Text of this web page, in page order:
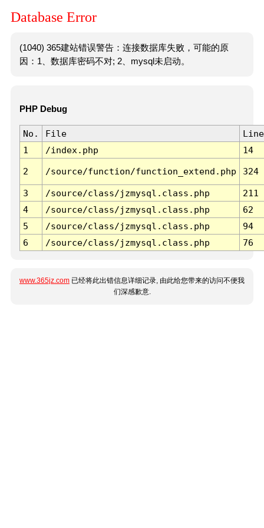
Database Error
(1040) 365建站错误警告：连接数据库失败，可能的原
因：1、数据库密码不对; 2、mysql未启动。
PHP Debug
No. File
Line
1
/index.php 14
2 /source/function/function_extend.php 324
3 /source/class/jzmysql.class.php
211
4
/source/class/jzmysql.class.php
62
5
/source/class/jzmysql.class.php
94
6
/source/class/jzmysql.class.php 76
www.365jz.com 已经将此出错信息详细记录, 由此给您带来的访问不便我
们深感歉意.